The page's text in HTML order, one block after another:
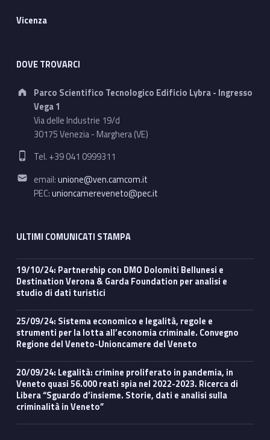
Vicenza
DOVE TROVARCI
Address:
Parco Scientifico Tecnologico Edificio Lybra - Ingresso
Vega 1
Via delle Industrie 19/d
30175 Venezia - Marghera (VE)
Phone number:
Tel. +39 041 0999311
Email address:
email:unione@ven.camcom.it
PEC:unioncamereveneto@pec.it
ULTIMI COMUNICATI STAMPA
19/10/24: Partnership con DMO Dolomiti Bellunesi e
Destination Verona & Garda Foundation per analisi e
studio di dati turistici
25/09/24: Sistema economico e legalità, regole e
strumenti per la lotta all’economia criminale. Convegno
Regione del Veneto-Unioncamere del Veneto
20/09/24: Legalità: crimine proliferato in pandemia, in
Veneto quasi 56.000 reati spia nel 2022-2023. Ricerca di
Libera “Sguardo d’insieme. Storie, dati e analisi sulla
criminalità in Veneto”